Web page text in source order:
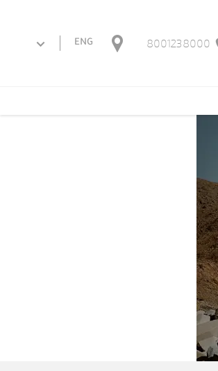
8001238000
ENG